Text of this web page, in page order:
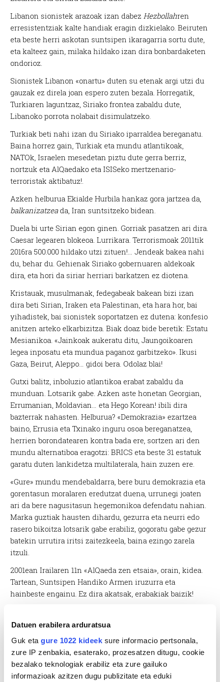
Datuen erabilera arduratsua
Guk eta gure 1022 kideek sure informacio pertsonala,
zure IP zenbakia, esaterako, prozesatzen ditugu, cookie
bezalako teknologiak erabiliz eta zure gailuko
informazioak azitzen dugu publizitate eta eduki
Libanon sionistek arazoak izan dabez Hezbollahren
erresistentziak kalte handiak eragin dizkielako. Beiruten
eta beste herri askotan suntsipen ikaragarria sortu dute,
eta kalteez gain, milaka hildako izan dira bonbardaketen
ondorioz.
Sionistek Libanon «onartu» duten su etenak argi utzi du
gauzak ez direla joan espero zuten bezala. Horregatik,
Turkiaren laguntzaz, Siriako frontea zabaldu dute,
Libanoko porrota nolabait disimulatzeko.
Turkiak beti nahi izan du Siriako iparraldea bereganatu.
Baina horrez gain, Turkiak eta mundu atlantikoak,
NATOk, Israelen mesedetan piztu dute gerra berriz,
nortzuk eta AlQaedako eta ISISeko mertzenario-
terroristak aktibatuz!.
Azken helburua Ekialde Hurbila hankaz gora jartzea da,
balkanizatzeada, Iran suntsitzeko bidean.
Duela bi urte Sirian egon ginen. Gorriak pasatzen ari dira.
Caesar legearen blokeoa. Lurrikara. Terrorismoak 2011tik
2016ra 500.000 hildako utzi zituen!… Jendeak bakea nahi
du, behar du. Gehienak Siriako gobernuaren aldekoak
dira, eta hori da siriar herriari barkatzen ez diotena.
Kristauak, musulmanak, fedegabeak bakean bizi izan
dira beti Sirian, Iraken eta Palestinan, eta hara hor, bai
yihadistek, bai sionistek soportatzen ez dutena: konfesio
anitzen arteko elkarbizitza. Biak doaz bide beretik: Estatu
Mesianikoa. «Jainkoak aukeratu ditu, Jaungoikoaren
legea inposatu eta mundua paganoz garbitzeko». Ikusi
Gaza, Beirut, Aleppo… gidoi bera. Odolaz blai!
Gutxi balitz, inboluzio atlantikoa erabat zabaldu da
munduan. Lotsarik gabe. Azken aste honetan Georgian,
Errumanian, Moldavian… eta Hego Korean! ibili dira
bazterrak nahasten. Helburua? «Demokrazia» ezartzea
baino, Errusia eta Txinako inguru osoa bereganatzea,
herrien borondatearen kontra bada ere, sortzen ari den
mundu alternatiboa eragotzi: BRICS eta beste 31 estatuk
garatu duten lankidetza multilaterala, hain zuzen ere.
«Gure» mundu mendebaldarra, bere buru demokrazia eta
gorentasun moralaren eredutzat duena, urrunegi joaten
ari da bere nagusitasun hegemonikoa defendatu nahian.
Marka guztiak hausten dihardu, gezurra eta neurri edo
rasero bikoitza lotsarik gabe erabiliz, gogoratu gabe gezur
batekin urrutira iritsi zaitezkeela, baina ezingo zarela
itzuli.
2001ean Irailaren 11n «AlQaeda zen etsaia», orain, kidea.
Tartean, Suntsipen Handiko Armen iruzurra eta
hainbeste engainu. Ez dira akatsak, erabakiak baizik!